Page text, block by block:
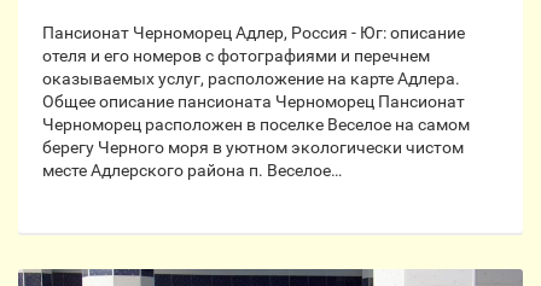
Пансионат Черноморец Адлер, Россия - Юг: описание
отеля и его номеров с фотографиями и перечнем
оказываемых услуг, расположение на карте Адлера.
Общее описание пансионата Черноморец Пансионат
Черноморец расположен в поселке Веселое на самом
берегу Черного моря в уютном экологически чистом
месте Адлерского района п. Веселое…